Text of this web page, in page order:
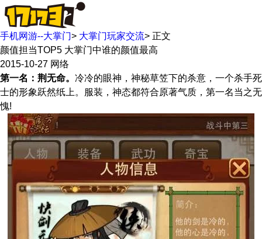
手机网游--大掌门> 大掌门玩家交流> 正文
颜值担当TOP5 大掌门中谁的颜值最高
2015-10-27 网络
第一名：荆无命。 冷冷的眼神，神秘草笠下的杀意，一个杀手死
士的形象跃然纸上。服装，神态都符合原著气质，第一名当之无
愧!